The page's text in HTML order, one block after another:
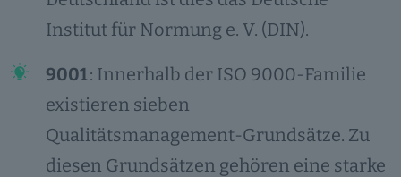
Institut für Normung e. V. (DIN).
9001: Innerhalb der ISO 9000-Familie
existieren sieben
Qualitätsmanagement-Grundsätze. Zu
diesen Grundsätzen gehören eine starke